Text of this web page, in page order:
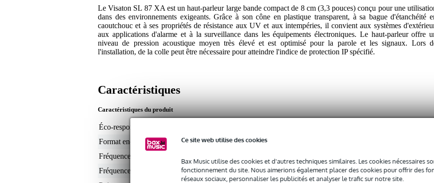
Ce site web utilise des cookies
Bax Music utilise des cookies et d'autres techniques similaires. Les cookies nécessaires
fonctionnement du site. Nous aimerions également placer des cookies pour offrir des
réseaux sociaux, personnaliser les publicités et analyser le trafic sur notre site.
Le Visaton SL 87 XA est un haut-parleur large bande compact de 8 cm (3,3 pouces) conçu pour une
dans des environnements exigeants. Grâce à son cône en plastique transparent, à sa bague d'étanchéité
caoutchouc et à ses propriétés de résistance aux UV et aux intempéries, il convient aux systèmes
aux applications d'alarme et à la surveillance dans les équipements électroniques. Le haut-parleur offre
niveau de pression acoustique moyen très élevé et est optimisé pour la parole et les signaux. Lors
l'installation, de la colle peut être nécessaire pour atteindre l'indice de protection IP spécifié.
Caractéristiques
Caractéristiques du produit
Éco-responsabilité du produit
Format enceinte (pouces)
3,3
Fréquences min.
Fréquences max.
5 - 9,9 kHz